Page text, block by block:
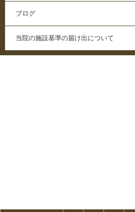
ブログ
当院の施設基準の届け出について